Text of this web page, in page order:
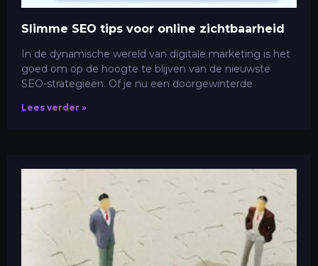
Slimme SEO tips voor online zichtbaarheid
In de dynamische wereld van digitale marketing is het
goed om op de hoogte te blijven van de nieuwste
SEO-strategieën. Of je nu een doorgewinterde
Lees verder »